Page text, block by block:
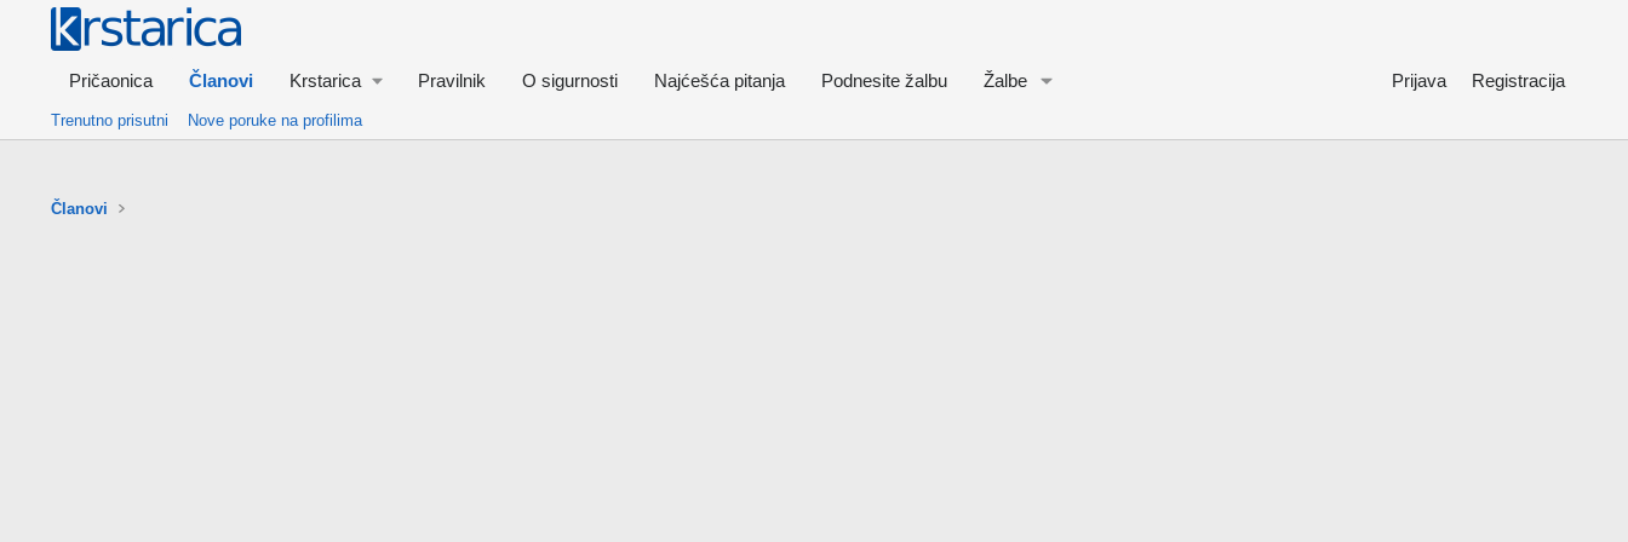
Pričaonica Članovi Krstarica Pravilnik O sigurnosti Najćešća pitanja Podnesite žalbu Žalbe Prijava Registracija
Trenutno prisutni Nove poruke na profilima
Članovi